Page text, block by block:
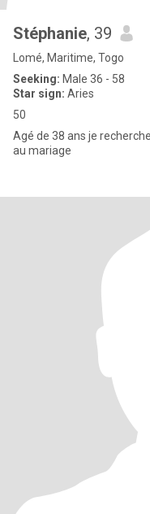
Stéphanie, 39
Lomé, Maritime, Togo
Seeking: Male 36 - 58
Star sign: Aries
50
Agé de 38 ans je
au mariage